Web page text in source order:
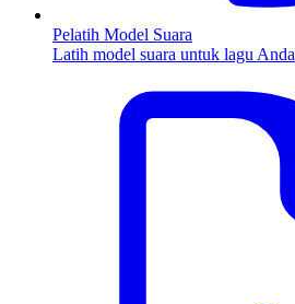
Pelatih Model Suara
Latih model suara untuk lagu Anda